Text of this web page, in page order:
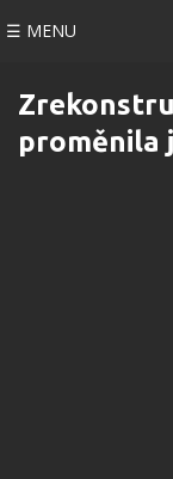
☰ MENU
proměnila